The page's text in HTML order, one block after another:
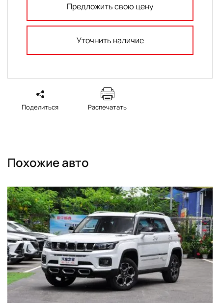
Предложить свою цену
Уточнить наличие
Поделиться Распечатать
Похожие авто